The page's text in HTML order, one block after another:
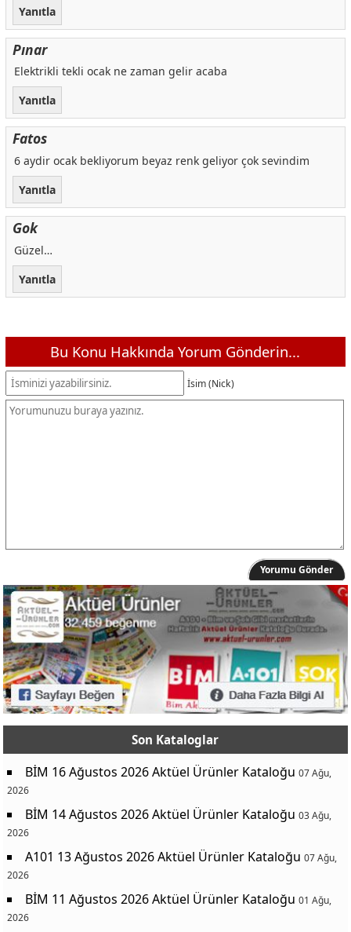
Yanıtla
Pınar
Elektrikli tekli ocak ne zaman gelir acaba
Yanıtla
Fatos
6 aydir ocak bekliyorum beyaz renk geliyor çok sevindim
Yanıtla
Gok
Güzel…
Yanıtla
Bu Konu Hakkında Yorum Gönderin...
İsim (Nick)
Yorumu Gönder
Son Kataloglar
BİM 16 Ağustos 2026 Aktüel Ürünler Kataloğu 07 Ağu,
2026
BİM 14 Ağustos 2026 Aktüel Ürünler Kataloğu 03 Ağu,
2026
A101 13 Ağustos 2026 Aktüel Ürünler Kataloğu 07 Ağu,
2026
BİM 11 Ağustos 2026 Aktüel Ürünler Kataloğu 01 Ağu,
2026